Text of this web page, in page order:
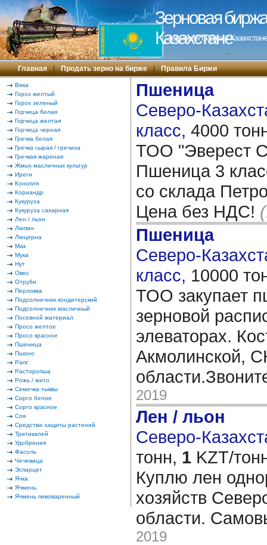
Зерновая
Казахстане
Зерновая биржа в
---
Главная | Продать зерно на бирже | Правила Биржи
Вика
Горох желтый
Горох зеленый
Горчица белая
Горчица желтая
Горчица черная
Гречка белая
Гречка сырая / гречиха
Гречкая жареная
Жмых масличных культур
Иреги
Конопля
Кориандр
Кукуруза
Кукуруза сахарная
Лен / льон
Люпин
Люцерна
Мак
Мука
Нут
Овес
Отруби
Перловка
Подсолнечник кондитерский
Подсолнечник масличный
Посевной материал
Просо желтое
Просо красное
Пшеница
Пшоно
Рапс
Расторопша
Рожь / жито
Семечка тыквы
Сорго белое
Сорго красное
Соя
Средства защиты растений
Тритикалей
Удобрения
Фасоль
Чечевица
Эспарцет
Ячка
Ячмень
Ячмень пивоваренный
Пшеница
Северо-
класс, 4000
ТОО "Эверест
Пшеница 3
со склада
Цена без НДС!
Пшеница
Северо-
класс, 10000
ТОО закупает
зерновой
элеваторах.
Акмолинской,
2019
Лен / льон
Северо-
тонн, 1 KZT/
Куплю лен
хозяйств
области.
2019